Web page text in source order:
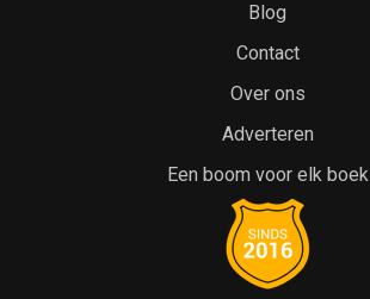
Blog
Contact
Over ons
Adverteren
Een boom voor elk boek